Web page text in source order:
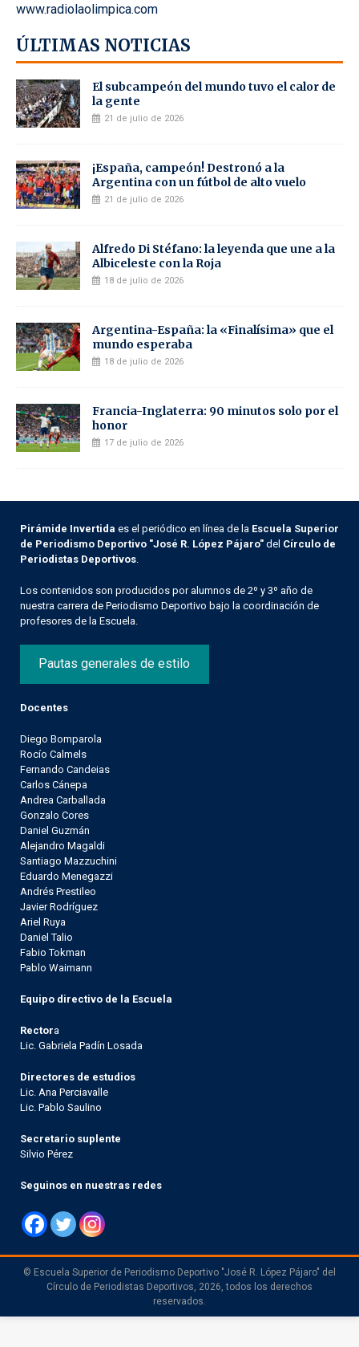
www.radiolaolimpica.com
ÚLTIMAS NOTICIAS
El subcampeón del mundo tuvo el calor de
la gente
21 de julio de 2026
¡España, campeón! Destronó a la
Argentina con un fútbol de alto vuelo
21 de julio de 2026
Alfredo Di Stéfano: la leyenda que une a la
Albiceleste con la Roja
18 de julio de 2026
Argentina-España: la «Finalísima» que el
mundo esperaba
18 de julio de 2026
Francia-Inglaterra: 90 minutos solo por el
honor
17 de julio de 2026
Pirámide Invertida es el periódico en línea de la Escuela Superior
de Periodismo Deportivo "José R. López Pájaro" del Círculo de
Periodistas Deportivos
Los contenidos son producidos por alumnos de 2º y 3º año de
nuestra carrera de Periodismo Deportivo bajo la coordinación de
profesores de la Escuela.
Pautas generales de estilo
Docentes
Diego Bomparola
Rocío Calmels
Fernando Candeias
Carlos Cánepa
Andrea Carballada
Gonzalo Cores
Daniel Guzmán
Alejandro Magaldi
Santiago Mazzuchini
Eduardo Menegazzi
Andrés Prestileo
Javier Rodríguez
Ariel Ruya
Daniel Talio
Fabio Tokman
Pablo Waimann
Equipo directivo de la Escuela
Rectora
Lic. Gabriela Padín Losada
Directores de estudios
Lic. Ana Perciavalle
Lic. Pablo Saulino
Secretario suplente
Silvio Pérez
Seguinos en nuestras redes
© Escuela Superior de Periodismo Deportivo "José R. López Pájaro" del
Círculo de Periodistas Deportivos, 2026, todos los derechos
reservados.